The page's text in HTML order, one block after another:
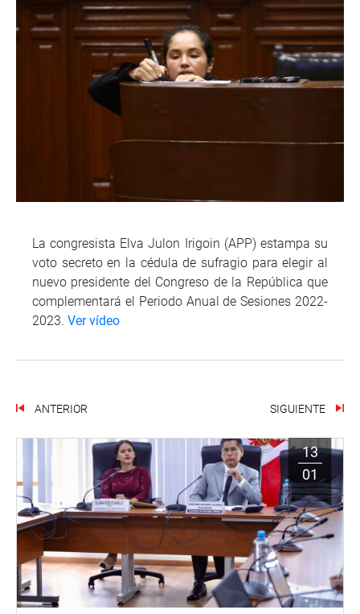
La congresista Elva Julon Irigoin (APP) estampa su
voto secreto en la cédula de sufragio para elegir al
nuevo presidente del Congreso de la República que
complementará el Periodo Anual de Sesiones 2022-
2023. Ver vídeo
ANTERIOR SIGUIENTE
13
01